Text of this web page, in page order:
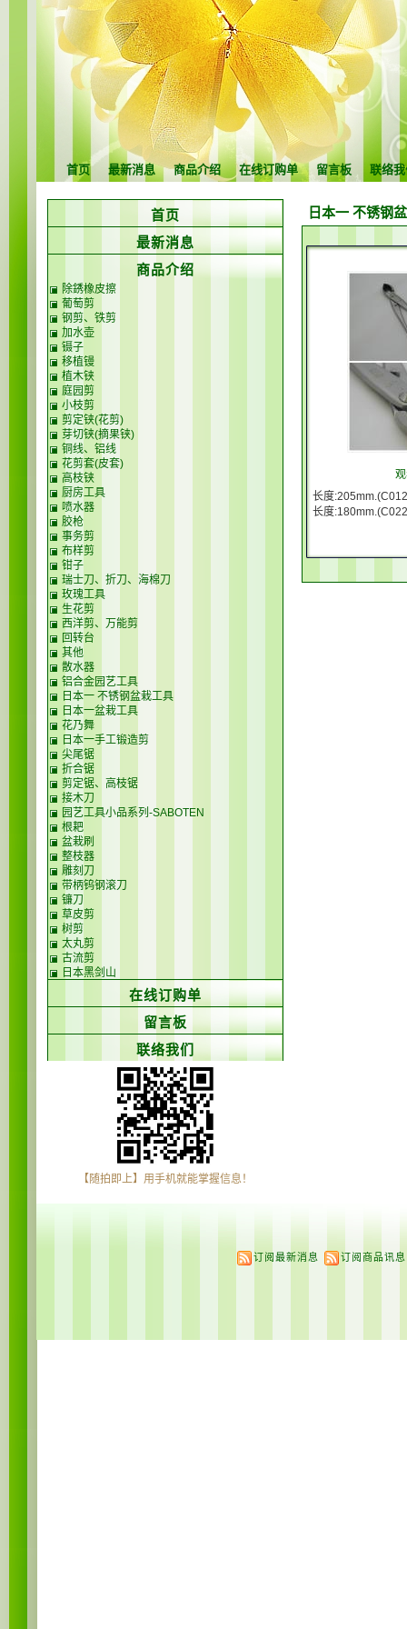
首页 最新消息 商品介绍 在线订购单 留言板 联络
日本一 不锈钢
长度
长度
首页
最新消息
商品介绍
除銹橡皮擦
葡萄剪
钢剪、铁剪
加水壶
镊子
移植镘
植木铗
庭园剪
小枝剪
剪定铗(花剪)
芽切铗(摘果铗)
铜线、铝线
花剪套(皮套)
高枝铗
厨房工具
喷水器
胶枪
事务剪
布样剪
钳子
瑞士刀、折刀、海棉刀
玫瑰工具
生花剪
西洋剪、万能剪
回转台
其他
散水器
铝合金园艺工具
日本一 不锈钢盆栽工具
日本一盆栽工具
花乃舞
日本一手工锻造剪
尖尾锯
折合锯
剪定锯、高枝锯
接木刀
园艺工具小品系列-SABOTEN
根耙
盆栽刷
整枝器
雕刻刀
带柄钨钢滚刀
镰刀
草皮剪
树剪
太丸剪
古流剪
日本黑剑山
在线订购单
留言板
联络我们
【随拍即上】用手机就能掌握信息！
订阅最新消息 订阅商品讯息